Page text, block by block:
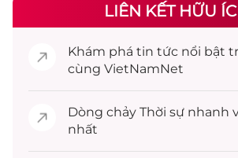
LIÊN KẾT HỮU
Khám phá tin tức nổi bật
cùng VietNamNet
Dòng chảy Thời sự nhanh
nhất